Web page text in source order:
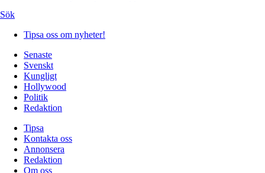
Sök
Tipsa oss om nyheter!
Senaste
Svenskt
Kungligt
Hollywood
Politik
Redaktion
Tipsa
Kontakta oss
Annonsera
Redaktion
Om oss